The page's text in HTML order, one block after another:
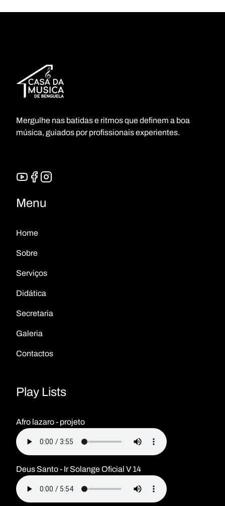
descobriu que a música possui uma linguagem
consolidou os seus conhecimentos. Atualmente, é
professor de teoria geral da música. Já lecionou em
colégios, oferece aulas ao domicílio e contribui com o
Mergulhe nas batidas e ritmos que definem a boa
música, guiados por profissionais experientes.
Menu
Home
Sobre
Serviços
Didática
Secretaria
Galeria
Contactos
Play Lists
Afro lazaro - projeto
Deus Santo - Ir Solange Oficial V 14